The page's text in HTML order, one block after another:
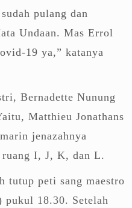
pulang dan
Undaan. Mas Errol
19 ya,” katanya
Bernadette Nunung
Matthieu Jonathans
jenazahnya
ruang I, J, K, dan L.
tutup peti sang maestro
18.30. Setelah